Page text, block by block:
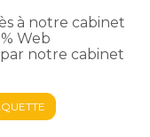
à notre cabinet
Web
notre cabinet